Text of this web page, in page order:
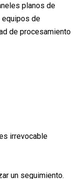
planos de
equipos de
de procesamiento
irrevocable
un seguimiento.